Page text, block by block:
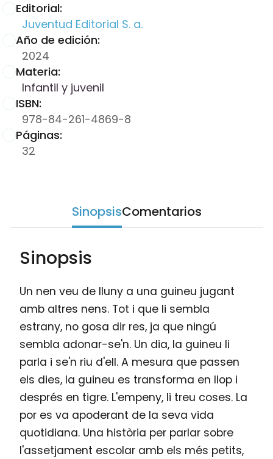
Editorial:
Juventud Editorial S. a.
Año de edición:
2024
Materia:
Infantil y juvenil
ISBN:
978-84-261-4869-8
Páginas:
32
SinopsisComentarios
Sinopsis
Un nen veu de lluny a una guineu jugant
amb altres nens. Tot i que li sembla
estrany, no gosa dir res, ja que ningú
sembla adonar-se'n. Un dia, la guineu li
parla i se'n riu d'ell. A mesura que passen
els dies, la guineu es transforma en llop i
després en tigre. L'empeny, li treu coses. La
por es va apoderant de la seva vida
quotidiana. Una història per parlar sobre
l'assetjament escolar amb els més petits,